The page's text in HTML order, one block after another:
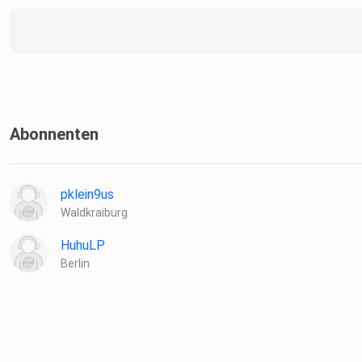
Abonnenten
pklein9us
Waldkraiburg
HuhuLP
Berlin